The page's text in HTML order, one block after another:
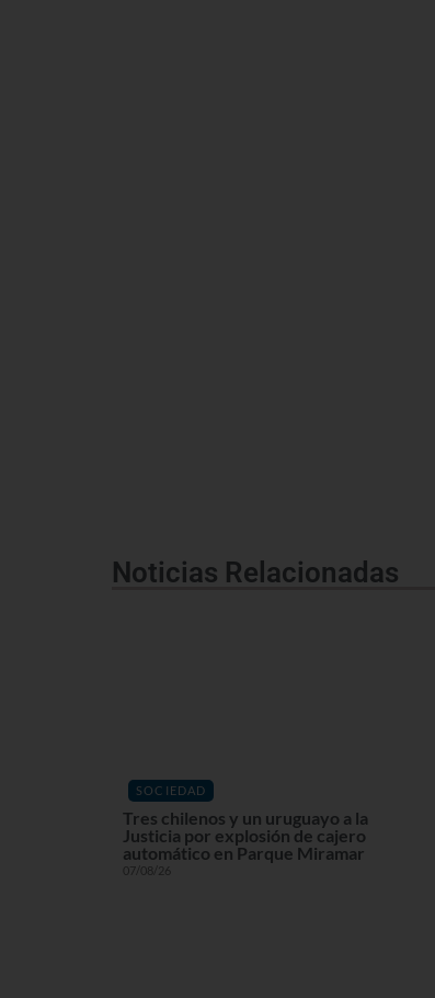
Noticias Relacionadas
SOCIEDAD
Tres chilenos y un uruguayo a la
Justicia por explosión de cajero
automático en Parque Miramar
07/08/26